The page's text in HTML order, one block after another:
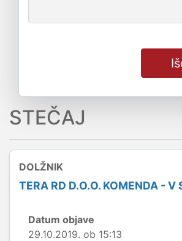
STEČAJ
DOLŽNIK
TERA RD D.O.O. KOMENDA - V
Datum objave
29.10.2019. ob 15:13